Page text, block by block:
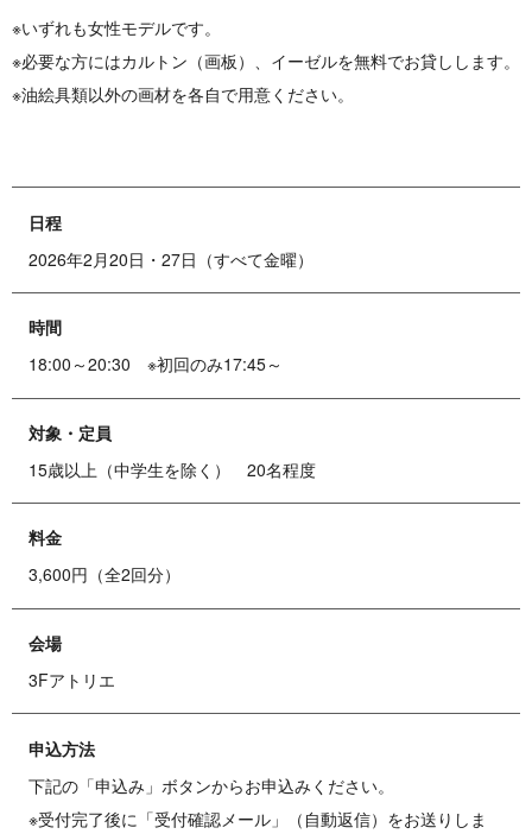
※いずれも女性モデルです。
※必要な方にはカルトン（画板）、イーゼルを無料でお貸しします。
※油絵具類以外の画材を各自で用意ください。
日程
2026年2月20日・27日（すべて金曜）
時間
18:00～20:30 ※初回のみ17:45～
対象・定員
15歳以上（中学生を除く） 20名程度
料金
3,600円（全2回分）
会場
3Fアトリエ
申込方法
下記の「申込み」ボタンからお申込みください。
※受付完了後に「受付確認メール」（自動返信）をお送りしま